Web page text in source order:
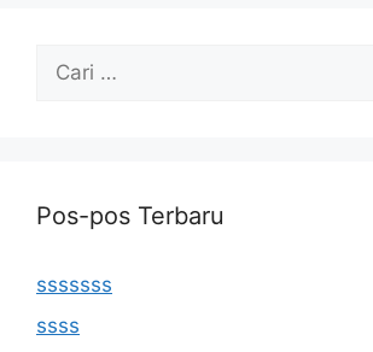
Cari
Pos-pos Terbaru
sssssss
ssss